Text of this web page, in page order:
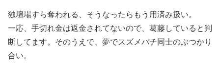
独壇場すら奪われる、そうなったらもう用済み扱い。
一応、手切れ金は返金されてないので、葛藤していると判
断してます。そのうえで、夢でスズメバチ同士のぶつかり
合い。